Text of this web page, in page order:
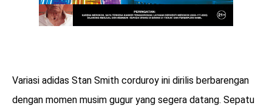
Variasi adidas Stan Smith corduroy ini dirilis berbarengan
dengan momen musim gugur yang segera datang. Sepatu